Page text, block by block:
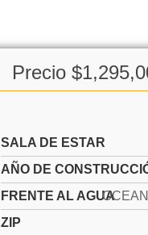
Precio
SALA DE ESTAR
AÑO DE
FRENTE AL AGUA
ZIP